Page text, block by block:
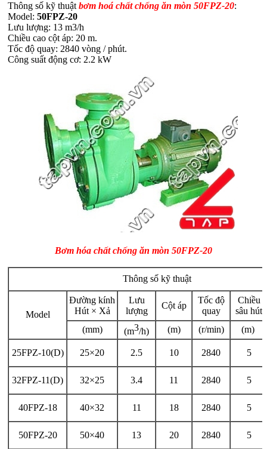
Thông số kỹ thuật bơm hoá chất chống ăn mòn 50FPZ-20:
Model: 50FPZ-20
Lưu lượng: 13 m3/h
Chiều cao cột áp: 20 m.
Tốc độ quay: 2840 vòng / phút.
Công suất động cơ: 2.2 kW
Bơm hóa chất chống ăn mòn 50FPZ-20
Thông số kỹ thuật
Model
Đường kính
Hút × Xả
Lưu
lượng
Cột áp
Tốc độ
quay
Chiều
sâu hút
(mm)
(m3/h) (m) (r/min) (m)
25FPZ-10(D) 25×20 2.5 10 2840 5
32FPZ-11(D) 32×25 3.4 11 2840 5
40FPZ-18 40×32 11 18 2840 5
50FPZ-20 50×40 13 20 2840 5